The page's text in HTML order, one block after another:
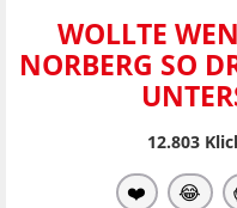
WOLLTE
NORBERG SO
12.803
❤️ 😂